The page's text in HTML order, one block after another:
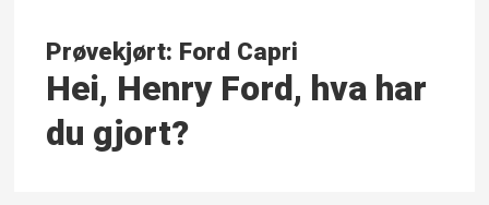
Prøvekjørt: Ford Capri
Hei, Henry Ford, hva har
du gjort?